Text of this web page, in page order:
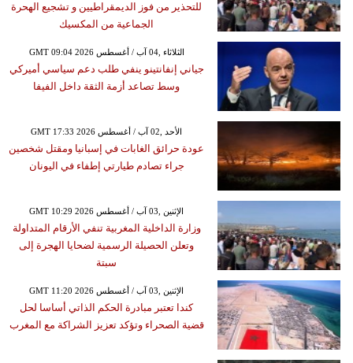
للتحذير من فوز الديمقراطيين و تشجيع الهحرة
الجماعية من المكسيك
GMT 09:04 2026 الثلاثاء ,04 آب / أغسطس
جياني إنفانتينو ينفي طلب دعم سياسي أميركي
وسط تصاعد أزمة الثقة داخل الفيفا
GMT 17:33 2026 الأحد ,02 آب / أغسطس
عودة حرائق الغابات في إسبانيا ومقتل شخصين
جراء تصادم طيارتي إطفاء في اليونان
GMT 10:29 2026 الإثنين ,03 آب / أغسطس
وزارة الداخلية المغربية تنفي الأرقام المتداولة
وتعلن الحصيلة الرسمية لضحايا الهجرة إلى
سبتة
GMT 11:20 2026 الإثنين ,03 آب / أغسطس
كندا تعتبر مبادرة الحكم الذاتي أساسا لحل
قضية الصحراء وتؤكد تعزيز الشراكة مع المغرب